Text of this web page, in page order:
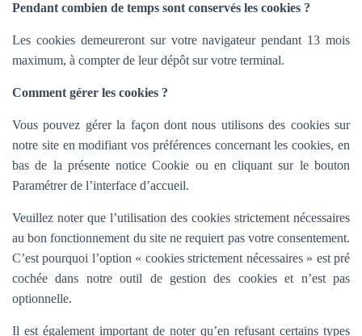
Pendant combien de temps sont conservés les cookies ?
Les cookies demeureront sur votre navigateur pendant 13 mois
maximum, à compter de leur dépôt sur votre terminal.
Comment gérer les cookies ?
Vous pouvez gérer la façon dont nous utilisons des cookies sur
notre site en modifiant vos préférences concernant les cookies, en
bas de la présente notice Cookie ou en cliquant sur le bouton
Paramétrer de l’interface d’accueil.
Veuillez noter que l’utilisation des cookies strictement nécessaires
au bon fonctionnement du site ne requiert pas votre consentement.
C’est pourquoi l’option « cookies strictement nécessaires » est pré
cochée dans notre outil de gestion des cookies et n’est pas
optionnelle.
Il est également important de noter qu’en refusant certains types